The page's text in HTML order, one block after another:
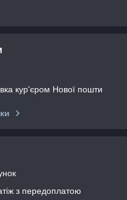
кур'єром Нової пошти
з передоплатою